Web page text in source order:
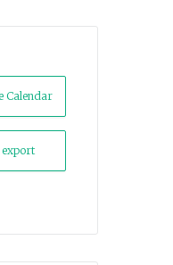
Calendar
export